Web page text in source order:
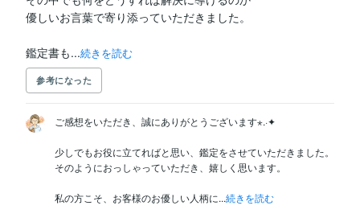
優しいお言葉で寄り添っていただきました。
鑑定書も...続きを読む
参考になった
ご感想をいただき、誠にありがとうございます⋆.·✦
少しでもお役に立てればと思い、鑑定をさせていただきました。
そのようにおっしゃっていただき、嬉しく思います。
私の方こそ、お客様のお優しい人柄に...続きを読む